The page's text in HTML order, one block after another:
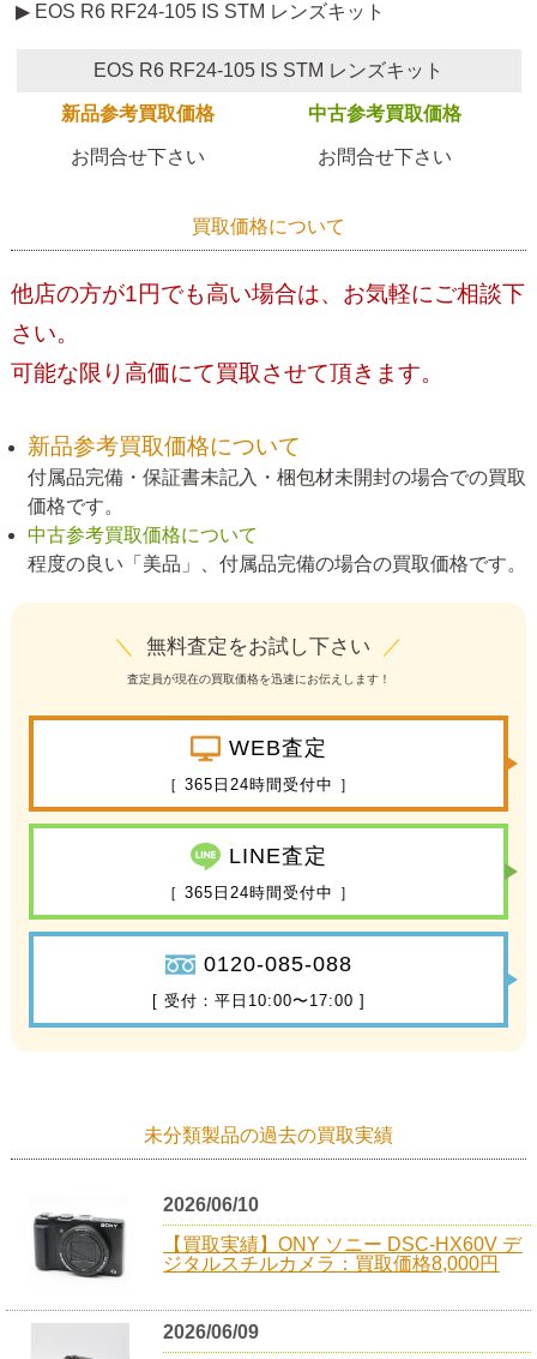
▶ EOS R6 RF24-105 IS STM レンズキット
EOS R6 RF24-105 IS STM レンズキット
新品参考買取価格 中古参考買取価格
お問合せ下さい お問合せ下さい
買取価格について
他店の方が1円でも高い場合は、お気軽にご相談下
さい。
可能な限り高価にて買取させて頂きます。
新品参考買取価格について
付属品完備・保証書未記入・梱包材未開封の場合での買取
価格です。
中古参考買取価格について
程度の良い「美品」、付属品完備の場合の買取価格です。
＼ 無料査定をお試し下さい ／
査定員が現在の買取価格を迅速にお伝えします！
WEB査定
［ 365日24時間受付中 ］
LINE査定
［ 365日24時間受付中 ］
0120-085-088
[ 受付：平日10:00〜17:00 ]
未分類製品の過去の買取実績
2026/06/10
【買取実績】ONY ソニー DSC-HX60V デ
ジタルスチルカメラ：買取価格8,000円
2026/06/09